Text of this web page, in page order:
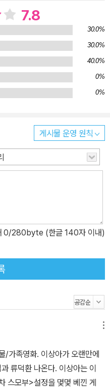
7.8
30.0%
30.0%
40.0%
0%
0%
게시물 운영 원칙
0/280byte (한글 140자 이내)
/가족영화. 이상아가 오랜만에
류덕환 나온다. 이상아는 이
스모부>설정을 몇몇 베낀 게